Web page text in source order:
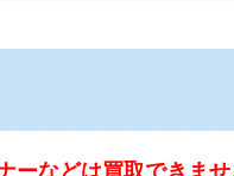
ーなどは買取できま